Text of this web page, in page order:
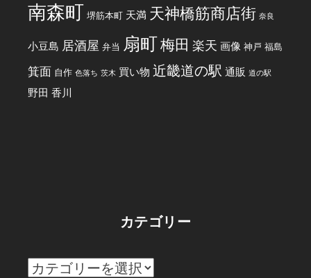
南森町 堺筋本町 天満 天神橋筋商店街 奈良
小豆島 居酒屋 弁当 扇町梅田 楽天 画像 神戸 福島
箕面 自作 色落ち 茨木 買い物 近畿道の駅 通販 道の駅
野田 香川
カテゴリー
カ